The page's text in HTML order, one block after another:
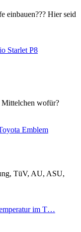
einbauen??? Hier seid
Starlet P8
wofür?
Emblem
TüV, AU, ASU,
im T…